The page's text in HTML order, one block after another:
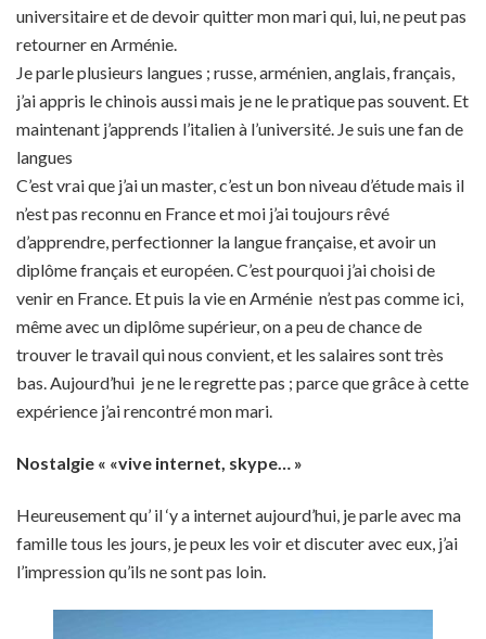
universitaire et de devoir quitter mon mari qui, lui, ne peut pas
retourner en Arménie.
Je parle plusieurs langues ; russe, arménien, anglais, français,
j’ai appris le chinois aussi mais je ne le pratique pas souvent. Et
maintenant j’apprends l’italien à l’université. Je suis une fan de
langues
C’est vrai que j’ai un master, c’est un bon niveau d’étude mais il
n’est pas reconnu en France et moi j’ai toujours rêvé
d’apprendre, perfectionner la langue française, et avoir un
diplôme français et européen. C’est pourquoi j’ai choisi de
venir en France. Et puis la vie en Arménie n’est pas comme ici,
même avec un diplôme supérieur, on a peu de chance de
trouver le travail qui nous convient, et les salaires sont très
bas. Aujourd’hui je ne le regrette pas ; parce que grâce à cette
expérience j’ai rencontré mon mari.
Nostalgie « «vive internet, skype… »
Heureusement qu’ il ‘y a internet aujourd’hui, je parle avec ma
famille tous les jours, je peux les voir et discuter avec eux, j’ai
l’impression qu’ils ne sont pas loin.